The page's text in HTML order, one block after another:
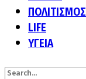
ΠΟΛΙΤΙΣΜΟΣ
LIFE
ΥΓΕΙΑ